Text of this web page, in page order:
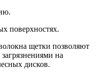
поверхностях.
щетки позволяют
на
дисков.